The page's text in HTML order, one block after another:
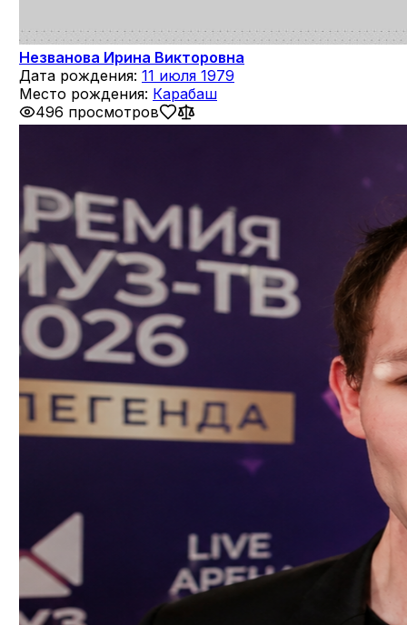
Незванова Ирина Викторовна
Дата рождения: 11 июля 1979
Место рождения: Карабаш
496 просмотров